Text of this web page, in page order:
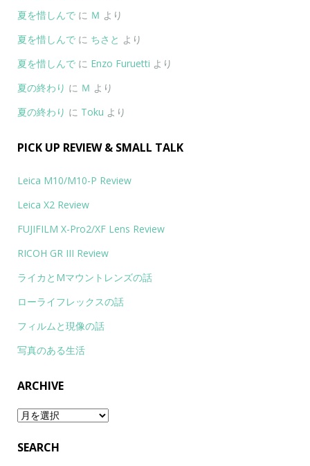
夏を惜しんで に Ｍ より
夏を惜しんで に ちさと より
夏を惜しんで に Enzo Furuetti より
夏の終わり に Ｍ より
夏の終わり に Toku より
PICK UP REVIEW & SMALL TALK
Leica M10/M10-P Review
Leica X2 Review
FUJIFILM X-Pro2/XF Lens Review
RICOH GR III Review
ライカとMマウントレンズの話
ローライフレックスの話
フィルムと現像の話
写真のある生活
ARCHIVE
Archive
SEARCH